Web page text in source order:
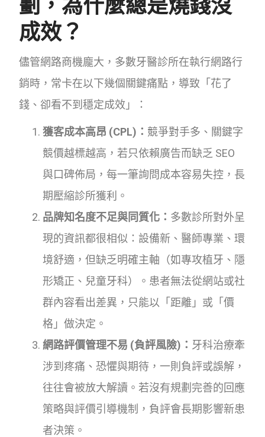
劃，為什麼總是燒錢沒
成效？
儘管網路商機龐大，多數牙醫診所在執行網路行
銷時，常卡在以下幾個關鍵痛點，導致「花了
錢、卻看不到穩定成效」：
獲客成本高昂 (CPL)： 競爭對手多、關鍵字
競價越標越高，若只依賴廣告而缺乏 SEO
與口碑佈局，每一筆詢問成本容易失控，長
期壓縮診所獲利。
品牌知名度不足與同質化： 多數診所對外呈
現的資訊都很相似：設備新、醫師專業、環
境舒適，但缺乏明確主軸（如專攻植牙、隱
形矯正、兒童牙科）。患者無法從網站或社
群內容看出差異，只能以「距離」或「價
格」做決定。
網路評價管理不易 (負評風險)： 牙科治療牽
涉到疼痛、恐懼與期待，一則負評或誤解，
往往會被放大解讀。若沒有規劃完善的回應
策略與評價引導機制，負評會長期影響新患
者決策。